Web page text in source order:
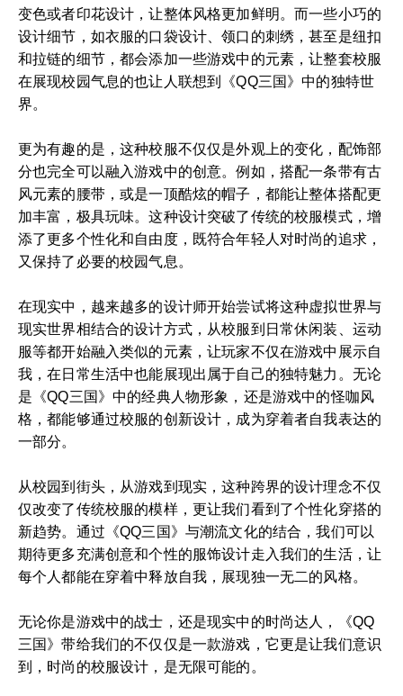
变色或者印花设计，让整体风格更加鲜明。而一些小巧的
设计细节，如衣服的口袋设计、领口的刺绣，甚至是纽扣
和拉链的细节，都会添加一些游戏中的元素，让整套校服
在展现校园气息的也让人联想到《QQ三国》中的独特世
界。
更为有趣的是，这种校服不仅仅是外观上的变化，配饰部
分也完全可以融入游戏中的创意。例如，搭配一条带有古
风元素的腰带，或是一顶酷炫的帽子，都能让整体搭配更
加丰富，极具玩味。这种设计突破了传统的校服模式，增
添了更多个性化和自由度，既符合年轻人对时尚的追求，
又保持了必要的校园气息。
在现实中，越来越多的设计师开始尝试将这种虚拟世界与
现实世界相结合的设计方式，从校服到日常休闲装、运动
服等都开始融入类似的元素，让玩家不仅在游戏中展示自
我，在日常生活中也能展现出属于自己的独特魅力。无论
是《QQ三国》中的经典人物形象，还是游戏中的怪咖风
格，都能够通过校服的创新设计，成为穿着者自我表达的
一部分。
从校园到街头，从游戏到现实，这种跨界的设计理念不仅
仅改变了传统校服的模样，更让我们看到了个性化穿搭的
新趋势。通过《QQ三国》与潮流文化的结合，我们可以
期待更多充满创意和个性的服饰设计走入我们的生活，让
每个人都能在穿着中释放自我，展现独一无二的风格。
无论你是游戏中的战士，还是现实中的时尚达人，《QQ
三国》带给我们的不仅仅是一款游戏，它更是让我们意识
到，时尚的校服设计，是无限可能的。